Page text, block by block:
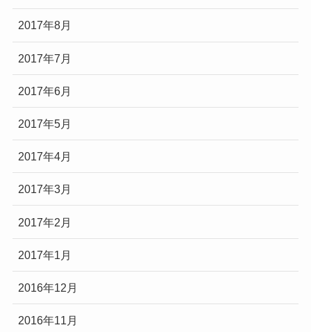
2017年8月
2017年7月
2017年6月
2017年5月
2017年4月
2017年3月
2017年2月
2017年1月
2016年12月
2016年11月